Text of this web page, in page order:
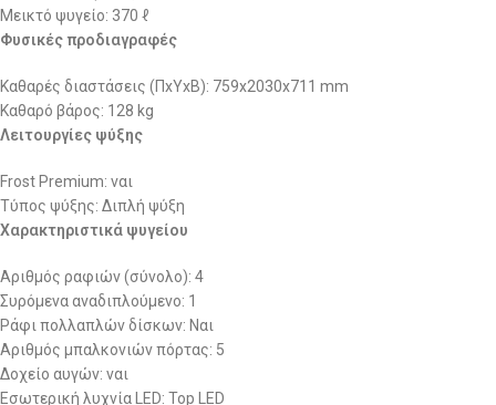
Μεικτό ψυγείο: 370 ℓ
Φυσικές προδιαγραφές
Καθαρές διαστάσεις (ΠxΥxΒ): 759x2030x711 mm
Καθαρό βάρος: 128 kg
Λειτουργίες ψύξης
Frost Premium: ναι
Τύπος ψύξης: Διπλή ψύξη
Χαρακτηριστικά ψυγείου
Αριθμός ραφιών (σύνολο): 4
Συρόμενα αναδιπλούμενο: 1
Ράφι πολλαπλών δίσκων: Ναι
Αριθμός μπαλκονιών πόρτας: 5
Δοχείο αυγών: ναι
Εσωτερική λυχνία LED: Top LED